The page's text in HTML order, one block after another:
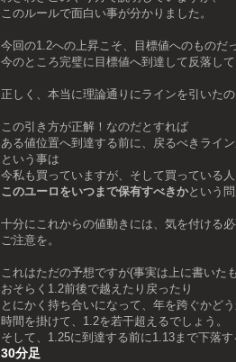
このルールで面白い事が分かりました。
今回の1.2への上昇こそ、目標値へのものだ
今のところ完璧に目標値へ到達して反落して
正しく、本当に理論通りにラインを引いた
この引き方が正解！なのだとすれば
ある値位置へ到達する前に、戻るべきライン
という事は
今私も買っていますが、そして買っている
このユーロをいつまで保有すべきかという
十分にこれからの値動きには、気を付ける必
ご注意を。
これはただの予想ですが(事実は上に書いた
おそらく1.2前後で越えたり戻ったり
とにかく持ち合いになって、年を跨ぐかど
時間を掛けて、1.2を若干超えるでしょう。
そして、1.25に到達する前に1.13まで下落す
30分足